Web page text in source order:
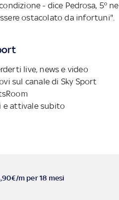
- dice Pedrosa, 5°
ostacolato da infortuni".
live, news e video
sul canale di Sky Sport
e attivale subito
m per 18 mesi